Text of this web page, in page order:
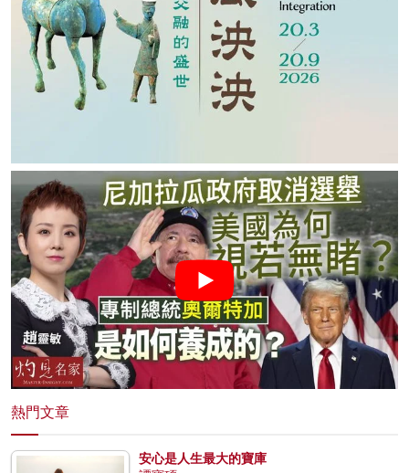
熱門文章
安心是人生最大的寶庫